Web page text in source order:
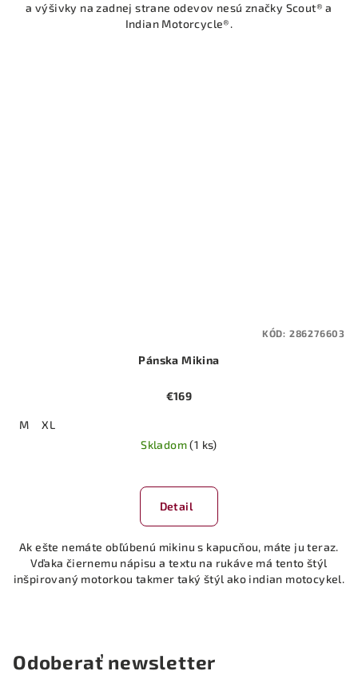
a výšivky na zadnej strane odevov nesú značky Scout® a
Indian Motorcycle®.
Pánska Mikina
€169
M
XL
Skladom(1 ks)
Detail
Ak ešte nemáte obľúbenú mikinu s kapucňou, máte ju teraz.
Vďaka čiernemu nápisu a textu na rukáve má tento štýl
inšpirovaný motorkou takmer taký štýl ako indian motocykel.
KÓD: 286276603
Odoberať newsletter